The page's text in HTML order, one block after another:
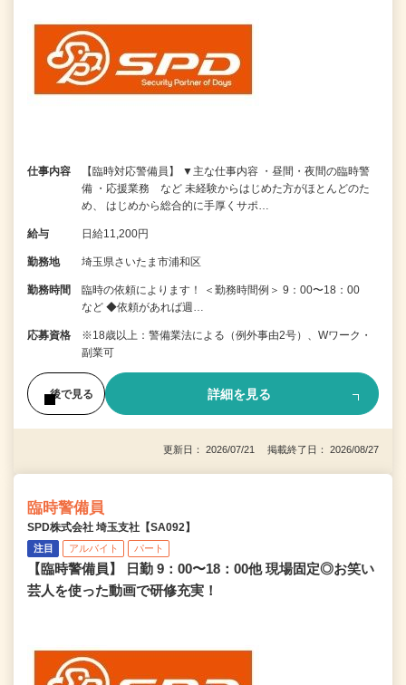
仕事内容
【臨時対応警備員】 ▼主な仕事内容 ・昼間・夜間の臨時警
備 ・応援業務 など 未経験からはじめた方がほとんどのた
め、 はじめから総合的に手厚くサポ…
給与 日給11,200円
勤務地 埼玉県さいたま市浦和区
勤務時間
臨時の依頼によります！ ＜勤務時間例＞ 9：00〜18：00
など ◆依頼があれば週…
応募資格
※18歳以上：警備業法による（例外事由2号）、Wワーク・
副業可
後で見る 詳細を見る
更新日： 2026/07/21 掲載終了日： 2026/08/27
臨時警備員
SPD株式会社 埼玉支社【SA092】
注目 アルバイト パート
【臨時警備員】 日勤 9：00〜18：00他 現場固定◎お笑い
芸人を使った動画で研修充実！